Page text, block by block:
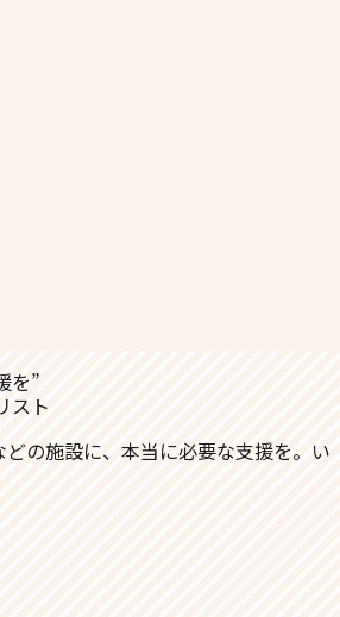
を”
スト
の施設に、本当に必要な支援を。い